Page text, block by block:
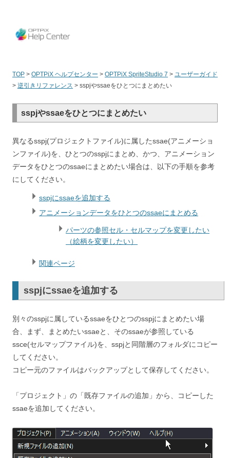
TOP > OPTPiX ヘルプセンター > OPTPiX SpriteStudio 7 > ユーザーガイド
> 逆引きリファレンス > sspjやssaeをひとつにまとめたい
sspjやssaeをひとつにまとめたい
異なるsspj(プロジェクトファイル)に属したssae(アニメーショ
ンファイル)を、ひとつのsspjにまとめ、かつ、アニメーション
データをひとつのssaeにまとめたい場合は、以下の手順を参考
にしてください。
sspjにssaeを追加する
アニメーションデータをひとつのssaeにまとめる
パーツの参照セル・セルマップを変更したい
（絵柄を変更したい）
関連ページ
sspjにssaeを追加する
別々のsspjに属しているssaeをひとつのsspjにまとめたい場
合、まず、まとめたいssaeと、そのssaeが参照している
ssce(セルマップファイル)を、sspjと同階層のフォルダにコピー
してください。
コピー元のファイルはバックアップとして保存してください。
「プロジェクト」の「既存ファイルの追加」から、コピーした
ssaeを追加してください。